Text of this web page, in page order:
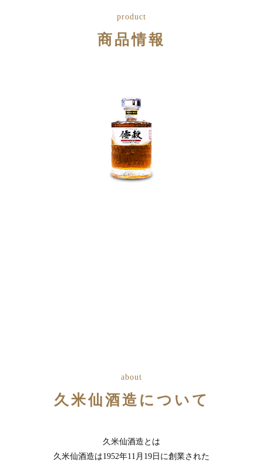
product
商品情報
about
久米仙酒造について
久米仙酒造とは
久米仙酒造は1952年11月19日に創業された